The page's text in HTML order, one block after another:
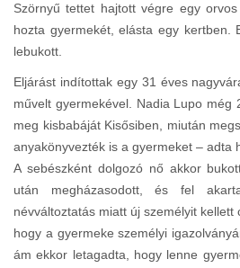
Szörnyű tettet hajtott végre egy
hozta gyermekét, elásta egy kertben.
lebukott.
Eljárást indítottak egy 31 éves
művelt gyermekével. Nadia Lupo még
meg kisbabáját Kisősiben, miután
anyakönyvezték is a gyermeket – adta
A sebészként dolgozó nő akkor
után megházasodott, és fel
névváltoztatás miatt új személyit kellett
hogy a gyermeke személyi
ám ekkor letagadta, hogy lenne